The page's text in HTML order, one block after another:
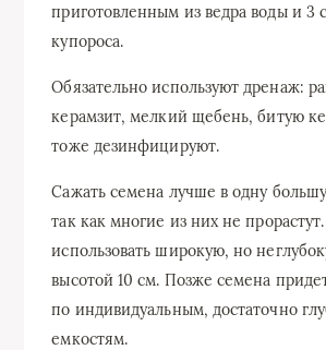
приготовленным из ведра воды и 3
купороса.
Обязательно используют дренаж:
керамзит, мелкий щебень, битую
тоже дезинфицируют.
Сажать семена лучше в одну
так как многие из них не
использовать широкую, но
высотой 10 см. Позже семена
по индивидуальным, достаточно
емкостям.